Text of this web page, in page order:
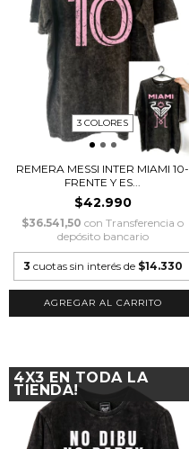
3 COLORES
REMERA MESSI INTER MIAMI 10-
FRENTE Y ES...
$42.990
$36.541,50 con Transferencia o
depósito bancario
3 cuotas sin interés de $14.330
AGREGAR AL CARRITO
4X3 EN TODA LA
TIENDA!